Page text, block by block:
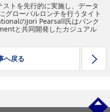
トを先行的に実施し、データ
グローバルロンチを行うタイト
のJori Pearsall氏はバンク
と共同開発したカジュアル
へ戻る